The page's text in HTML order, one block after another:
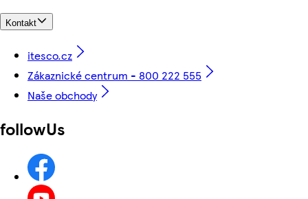
Kontakt
itesco.cz
Zákaznické centrum - 800 222 555
Naše obchody
followUs